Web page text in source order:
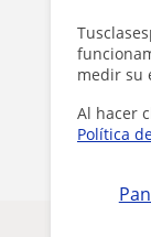
medir su
Al hacer
Política